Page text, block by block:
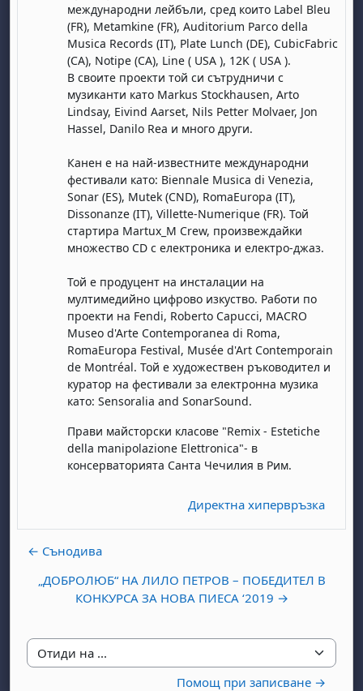
международни лейбъли, сред които Label Bleu
(FR), Metamkine (FR), Auditorium Parco della
Musica Records (IT), Plate Lunch (DE), CubicFabric
(CA), Notipe (CA), Line ( USA ), 12K ( USA ).
В своите проекти той си сътрудничи с
музиканти като Markus Stockhausen, Arto
Lindsay, Eivind Aarset, Nils Petter Molvaer, Jon
Hassel, Danilo Rea и много други.
Канен е на най-известните международни
фестивали като: Biennale Musica di Venezia,
Sonar (ES), Mutek (CND), RomaEuropa (IT),
Dissonanze (IT), Villette-Numerique (FR). Той
стартира Martux_M Crew, произвеждайки
множество CD с електроника и електро-джаз.
Той e продуцент на инсталации на
мултимедийно цифрово изкуство. Работи по
проекти на Fendi, Roberto Capucci, MACRO
Museo d'Arte Contemporanea di Roma,
RomaEuropa Festival, Musée d'Art Contemporain
de Montréal. Той е художествен ръководител и
куратор на фестивали за електронна музика
като: Sensoralia and SonarSound.
Прави майсторски класове "Remix - Estetiche
della manipolazione Elettronica"- в
консерваторията Санта Чечилия в Рим.
Директна хипервръзка
← Сънодива
„ДОБРОЛЮБ“ НА ЛИЛО ПЕТРОВ – ПОБЕДИТЕЛ В
КОНКУРСА ЗА НОВА ПИЕСА ‘2019 →
Отиди на ...
Помощ при записване →